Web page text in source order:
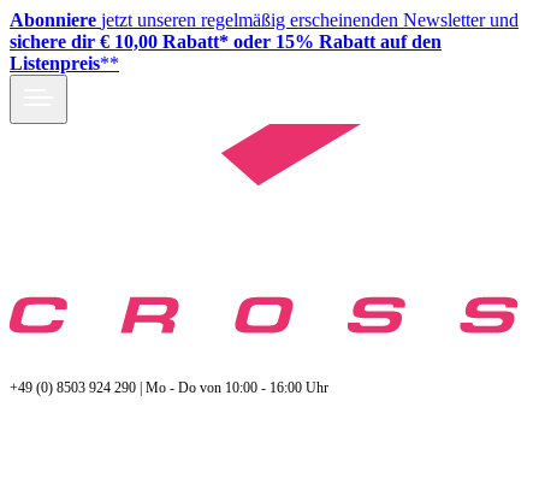
Abonniere jetzt unseren regelmäßig erscheinenden Newsletter und
sichere dir € 10,00 Rabatt* oder 15% Rabatt auf den
Listenpreis**
+49 (0) 8503 924 290 | Mo - Do von 10:00 - 16:00 Uhr